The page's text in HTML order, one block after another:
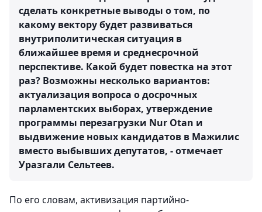
сделать конкретные выводы о том, по
какому вектору будет развиваться
внутриполитическая ситуация в
ближайшее время и среднесрочной
перспективе. Какой будет повестка на этот
раз? Возможны несколько вариантов:
актуализация вопроса о досрочных
парламентских выборах, утверждение
программы перезагрузки Nur Otan и
выдвижение новых кандидатов в Мажилис
вместо выбывших депутатов, - отмечает
Уразгали Сельтеев.
По его словам, активизация партийно-